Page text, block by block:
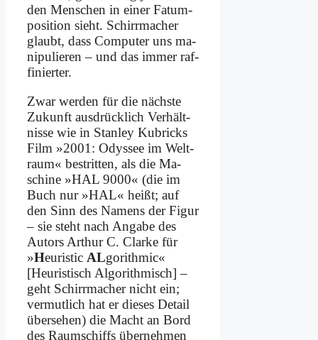
den Men­schen in ei­ner Fatum­
position sieht. Schirr­ma­cher
glaubt, dass Com­pu­ter uns ma­
ni­pu­lie­ren – und das im­mer raf­
fi­nier­ter.
Zwar wer­den für die näch­ste
Zu­kunft aus­drück­lich Ver­hält­
nis­se wie in Stan­ley Ku­bricks
Film »2001: Odys­see im Welt­
raum« be­strit­ten, als die Ma­
schi­ne »HAL 9000« (die im
Buch nur »HAL« heißt; auf
den Sinn des Na­mens der Fi­gur
– sie steht nach An­ga­be des
Au­tors Ar­thur C. Clar­ke für
»Heu­ri­stic ALgo­rith­mic«
[Heu­ri­stisch Al­go­rith­misch] –
geht Schirr­ma­cher nicht ein;
ver­mut­lich hat er die­ses De­tail
über­se­hen) die Macht an Bord
des Raum­schiffs über­neh­men